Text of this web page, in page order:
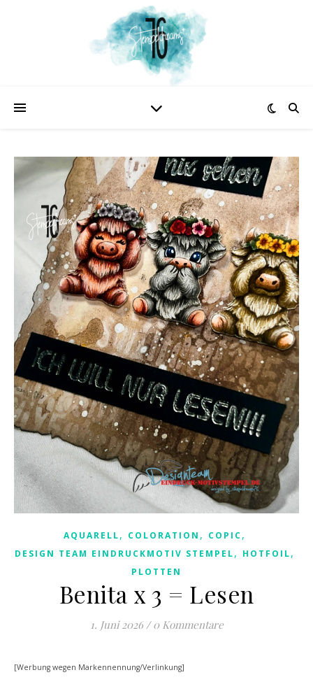
AQUARELL, COLORATION , COPIC,
DESIGN TEAM EINDRUCKMOTIV STEMPEL, HOTFOIL,
PLOTTEN
Benita x 3 = Lesen
1. Juni 2026 / 0 Kommentare
[Werbung wegen Markennennung/Verlinkung]